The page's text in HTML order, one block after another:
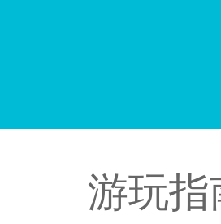
游玩指